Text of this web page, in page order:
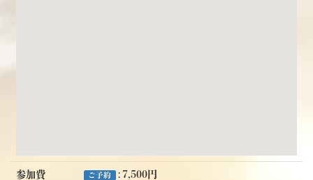
参加費 ご予約 : 7,500円